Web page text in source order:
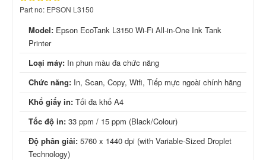
Part no: EPSON L3150
Model: Epson EcoTank L3150 Wi-Fi All-in-One Ink Tank
Printer
Loại máy: In phun màu đa chức năng
Chức năng: In, Scan, Copy, Wifi, Tiếp mực ngoài chính hãng
Khổ giấy in: Tối đa khổ A4
Tốc độ in: 33 ppm / 15 ppm (Black/Colour)
Độ phân giải: 5760 x 1440 dpi (with Variable-Sized Droplet
Technology)